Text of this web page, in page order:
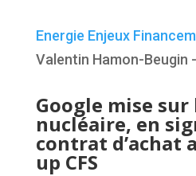
Energie Enjeux
Valentin Hamon-Beugin
Google mise
nucléaire, en
contrat d’achat
up CFS